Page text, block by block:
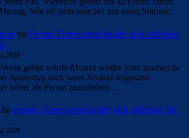
Wie oft sieht man bei uns einen Stürmer…
zu Ferran Torres entscheidet sich offenbar
2026
gehen würde Alvarez wieder Sinn machen da
Spielertyp auch wenn Alvarez insgesamt
höher als Ferran anzusiedeln…
zu Ferran Torres entscheidet sich offenbar für
2026